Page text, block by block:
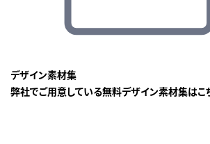
デザイン素材集
弊社でご用意している無料デザイン素材集はこ